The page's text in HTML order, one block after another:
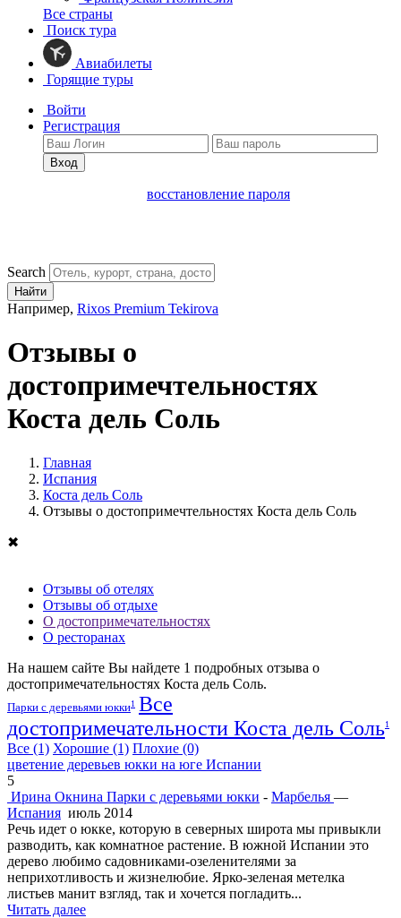
Все страны
Поиск тура
Авиабилеты
Горящие туры
Войти
Регистрация
Вход
восстановление пароля
Search
Найти
Например, Rixos Premium Tekirova
Отзывы о
достопримечтельностях
Коста дель Соль
Главная
Испания
Коста дель Соль
Отзывы о достопримечтельностях Коста дель Соль
✖
Отзывы об отелях
Отзывы об отдыхе
О достопримечательностях
О ресторанах
На нашем сайте Вы найдете 1 подробных отзыва о
достопримечательностях Коста дель Соль.
Парки с деревьями юкки1 Все
достопримечательности Коста дель Соль1
Все (1) Хорошие (1) Плохие (0)
цветение деревьев юкки на юге Испании
5
Ирина Окнина Парки с деревьями юкки - Марбелья —
Испания июль 2014
Речь идет о юкке, которую в северных широта мы привыкли
разводить, как комнатное растение. В южной Испании это
дерево любимо садовниками-озеленителями за
неприхотливость и жизнелюбие. Ярко-зеленая метелка
листьев манит взгляд, так и хочется погладить...
Читать далее